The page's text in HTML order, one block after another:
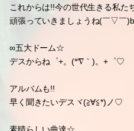
カワユすぎる忠義サン(*´艸`*)♡笑
liveごと
また今度書いてねヾ(∀`●)♥
おやすみなさい★